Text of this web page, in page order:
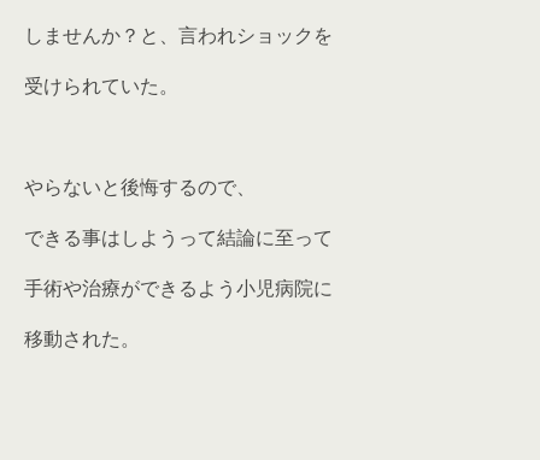
しませんか？と、言われショックを
受けられていた。
やらないと後悔するので、
できる事はしようって結論に至って
手術や治療ができるよう小児病院に
移動された。